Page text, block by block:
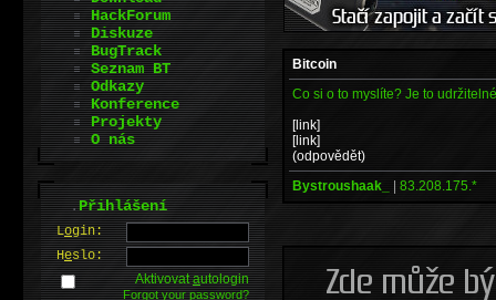
Bitcoin
Co si o to myslíte? Je to
[link]
[link]
(odpovědět)
Bystroushaak_
| 83.208.175.*
HackForum
Diskuze
BugTrack
Seznam BT
Odkazy
Konference
Projekty
O nás
.Přihlášení
Login:
Heslo:
Aktivovatautologin
Forgot your password?